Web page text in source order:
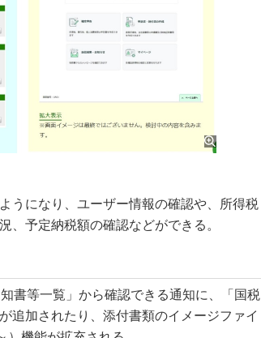
うになり、ユーザー情報の確認や、所得税
、予定納税額の確認などができる。
書等一覧」から確認できる通知に、「国税
追加されたり、添付書類のイメージファイ